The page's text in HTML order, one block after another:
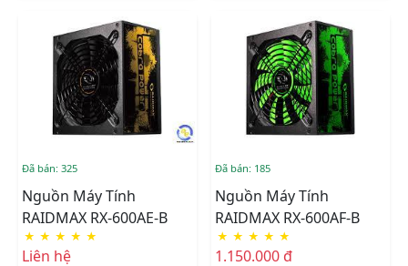
Đã bán: 325
Nguồn Máy Tính
RAIDMAX RX-600AE-B
★ ★ ★ ★ ★
Liên hệ
Đã bán: 185
Nguồn Máy Tính
RAIDMAX RX-600AF-B
★ ★ ★ ★ ★
1.150.000 đ